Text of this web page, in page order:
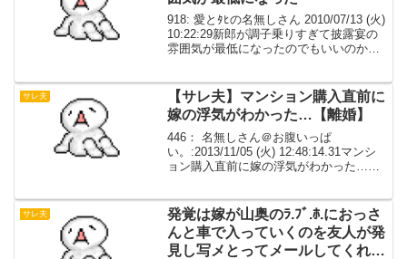
918: 愛とﾀﾋの名無しさん 2010/07/13 (火)
10:22:29新郎が調子乗りすぎて披露宴の
雰囲気が最低になったのでもいいのか
いってもお互い中途採用で...
サレ夫
【サレ夫】マンション購入直前に
嫁の浮気がわかった…【離婚】
446： 名無しさん＠お腹いっぱ
い。:2013/11/05 (火) 12:48:14.31マンシ
ョン購入直前に嫁の浮気がわかった…離
いで終わりにするって言ったんだけ
ど、...
サレ夫
発覚は嫁が山奥のﾗ.ﾌﾞ.ﾎ.におっさ
んと車で入っていくのを友人が発
見し写メとってメールしてくれた